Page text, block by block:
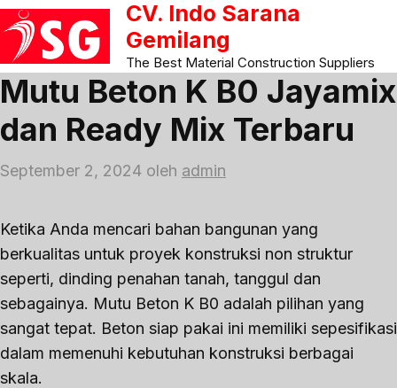
Langsung
ke
isi
CV. Indo Sarana
Gemilang
The Best Material Construction Suppliers
Mutu Beton K B0 Jayamix
dan Ready Mix Terbaru
September 2, 2024 oleh admin
Ketika Anda mencari bahan bangunan yang
berkualitas untuk proyek konstruksi non struktur
seperti, dinding penahan tanah, tanggul dan
sebagainya. Mutu Beton K B0 adalah pilihan yang
sangat tepat. Beton siap pakai ini memiliki sepesifikasi
dalam memenuhi kebutuhan konstruksi berbagai
skala.